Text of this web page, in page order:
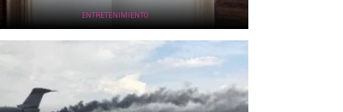
ENTRETENIMIENTO